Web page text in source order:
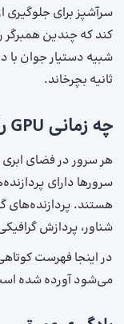
سرآشپز برای جلوگیری
ثانیه بچرخاند.
چه زمانی GPU‌ را به‌جای CPU استفاده کنیم؟
سرورها دارای
هستند. پردازنده‌های
شناور، پردازش
می‌شود آورده شده